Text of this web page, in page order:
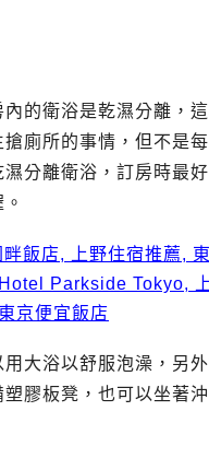
內的衛浴是乾濕分離，
搶廁所的事情，但不是
濕分離衛浴，訂房時最
用大浴以舒服泡澡，另
塑膠板凳，也可以坐著